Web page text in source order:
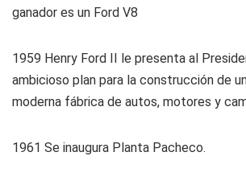
ganador es un Ford V8
1959 Henry Ford II le presenta al
ambicioso plan para la construcción de
moderna fábrica de autos, motores y
1961 Se inaugura Planta Pacheco.